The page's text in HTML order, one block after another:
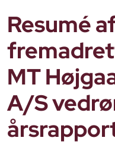
Resumé
MT
A/S